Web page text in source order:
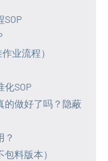
业流程）
SOP
的做好了吗？隐蔽
？
料版本）